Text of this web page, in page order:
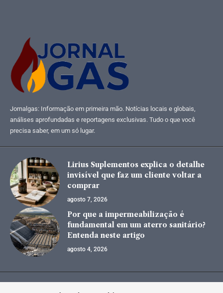
Jornalgas: Informação em primeira mão. Notícias locais e globais,
análises aprofundadas e reportagens exclusivas. Tudo o que você
precisa saber, em um só lugar.
Lirius Suplementos explica o detalhe
invisível que faz um cliente voltar a
comprar
agosto 7, 2026
Por que a impermeabilização é
fundamental em um aterro sanitário?
Entenda neste artigo
agosto 4, 2026